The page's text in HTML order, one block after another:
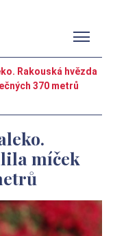
Rakouská hvězda
370 metrů
míček